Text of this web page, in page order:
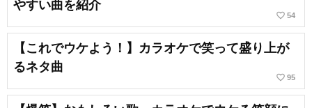
やすい曲を紹介
favorite_border 54
【これでウケよう！】カラオケで笑って盛り上が
るネタ曲
favorite_border 95